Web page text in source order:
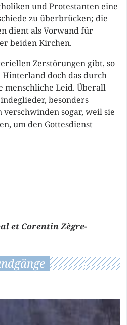
und Protestanten eine
zu überbrücken; die
dient als Vorwand für
beiden Kirchen.
Zerstörungen gibt, so
doch das durch
menschliche Leid. Überall
besonders
sogar, weil sie
um den Gottesdienst
et Corentin Zègre-